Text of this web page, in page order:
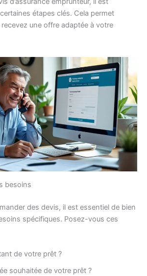
étapes clés. Cela permet
recevez une offre adaptée à votre
besoins
des devis, il est essentiel de bien
spécifiques. Posez-vous ces
de votre prêt ?
souhaitée de votre prêt ?